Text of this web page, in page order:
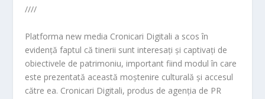
////
Platforma new media Cronicari Digitali a scos în
evidență faptul că tinerii sunt interesați și captivați de
obiectivele de patrimoniu, important fiind modul în care
este prezentată această moștenire culturală și accesul
către ea. Cronicari Digitali, produs de agenția de PR